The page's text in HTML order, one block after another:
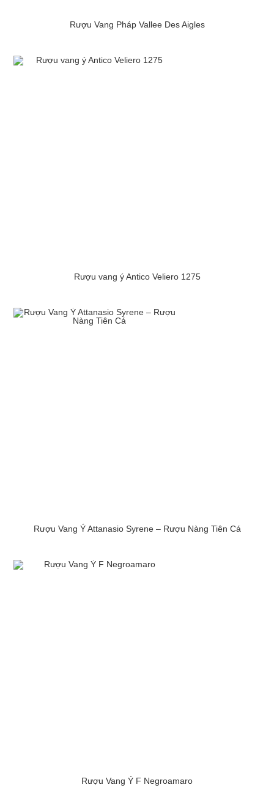
Rượu Vang Pháp Vallee Des Aigles
Rượu vang ý Antico Veliero 1275
Rượu Vang Ý Attanasio Syrene – Rượu Nàng Tiên Cá
Rượu Vang Ý F Negroamaro